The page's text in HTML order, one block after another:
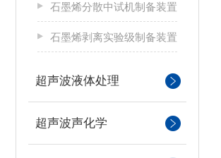
石墨烯分散中试机制备装置
石墨烯剥离实验级制备装置
超声波液体处理
超声波声化学